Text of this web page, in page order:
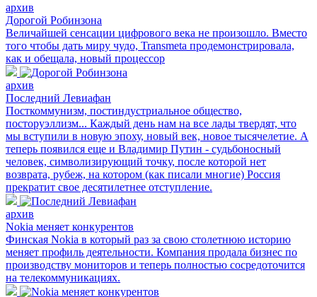
архив
Дорогой Робинзона
Величайшей сенсации цифрового века не произошло. Вместо
того чтобы дать миру чудо, Transmeta продемонстрировала,
как и обещала, новый процессор
архив
Последний Левиафан
Посткоммунизм, постиндустриальное общество,
посторуэллизм... Каждый день нам на все лады твердят, что
мы вступили в новую эпоху, новый век, новое тысячелетие. А
теперь появился еще и Владимир Путин - судьбоносный
человек, символизирующий точку, после которой нет
возврата, рубеж, на котором (как писали многие) Россия
прекратит свое десятилетнее отступление.
архив
Nokia меняет конкурентов
Финская Nokia в который раз за свою столетнюю историю
меняет профиль деятельности. Компания продала бизнес по
производству мониторов и теперь полностью сосредоточится
на телекоммуникациях.